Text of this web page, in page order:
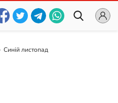
Синій листопад